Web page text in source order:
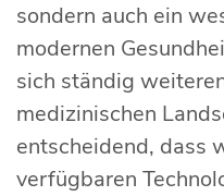
sondern auch ein
modernen
sich ständig
medizinischen
entscheidend, dass
verfügbaren